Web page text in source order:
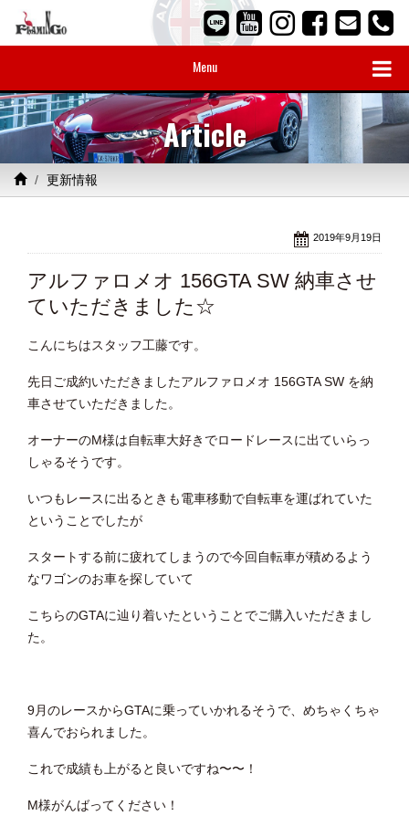
Menu
Article
更新情報
2019年9月19日
アルファロメオ 156GTA SW 納車させ
ていただきました☆
こんにちはスタッフ工藤です。
先日ご成約いただきましたアルファロメオ 156GTA SW を納
車させていただきました。
オーナーのM様は自転車大好きでロードレースに出ていらっ
しゃるそうです。
いつもレースに出るときも電車移動で自転車を運ばれていた
ということでしたが
スタートする前に疲れてしまうので今回自転車が積めるよう
なワゴンのお車を探していて
こちらのGTAに辿り着いたということでご購入いただきまし
た。
9月のレースからGTAに乗っていかれるそうで、めちゃくちゃ
喜んでおられました。
これで成績も上がると良いですね〜〜！
M様がんばってください！